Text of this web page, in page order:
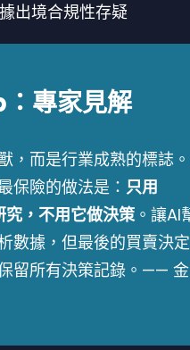
出境合規性存疑
專家見解
，而是行業成熟的標誌。
保險的做法是： 只用
，不用它做決策。讓AI
數據，但最後的買賣決定
留所有決策記錄。—— 金